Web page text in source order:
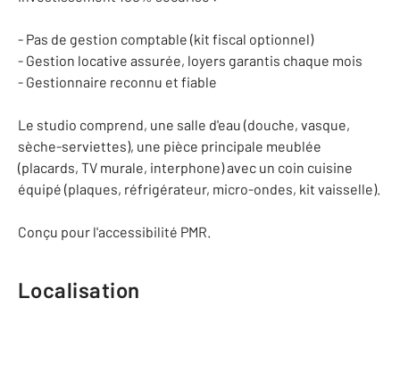
- Pas de gestion comptable (kit fiscal optionnel)
- Gestion locative assurée, loyers garantis chaque mois
- Gestionnaire reconnu et fiable
Le studio comprend, une salle d'eau (douche, vasque,
sèche-serviettes), une pièce principale meublée
(placards, TV murale, interphone) avec un coin cuisine
équipé (plaques, réfrigérateur, micro-ondes, kit vaisselle).
Conçu pour l'accessibilité PMR.
Localisation